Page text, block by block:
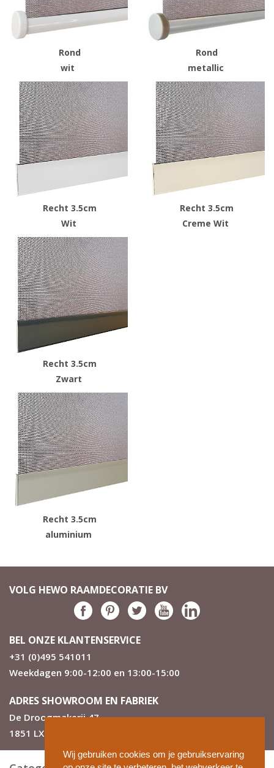
Wij gebruiken cookies om je gebruikservaring
Rond
wit
Rond
metallic
Recht 3.5cm
Wit
Recht 3.5cm
Creme Wit
Recht 3.5cm
Zwart
Recht 3.5cm
aluminium
VOLG HEWO RAAMDECORATIE BV
BEL ONZE KLANTENSERVICE
+31 (0)495 541011
Weekdagen 9:00-12:00 en 13:00-15:00
ADRES SHOWROOM EN FABRIEK
De Droogmakerij 47
1851 LX Heiloo